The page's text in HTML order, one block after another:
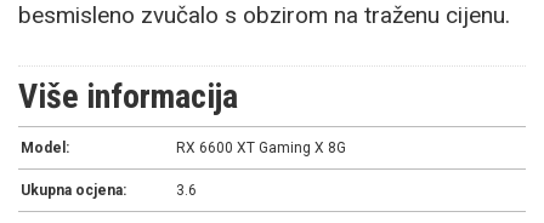
besmisleno zvučalo s obzirom na traženu cijenu.
Više informacija
Model: RX 6600 XT Gaming X 8G
Ukupna ocjena: 3.6